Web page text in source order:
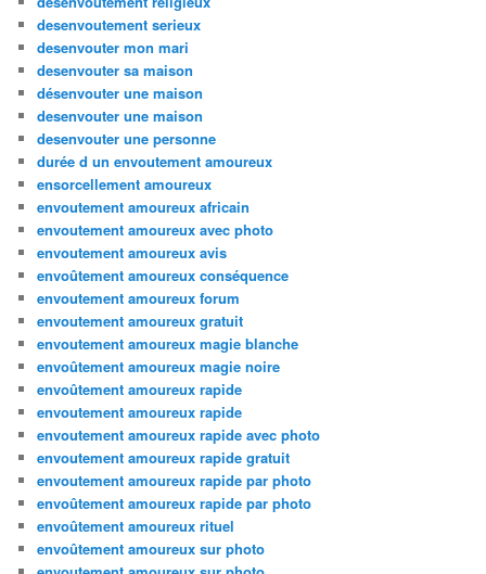
desenvoutement serieux
desenvouter mon mari
desenvouter sa maison
désenvouter une maison
desenvouter une maison
desenvouter une personne
durée d un envoutement amoureux
ensorcellement amoureux
envoutement amoureux africain
envoutement amoureux avec photo
envoutement amoureux avis
envoûtement amoureux conséquence
envoutement amoureux forum
envoutement amoureux gratuit
envoutement amoureux magie blanche
envoûtement amoureux magie noire
envoûtement amoureux rapide
envoutement amoureux rapide
envoutement amoureux rapide avec photo
envoutement amoureux rapide gratuit
envoutement amoureux rapide par photo
envoûtement amoureux rapide par photo
envoûtement amoureux rituel
envoûtement amoureux sur photo